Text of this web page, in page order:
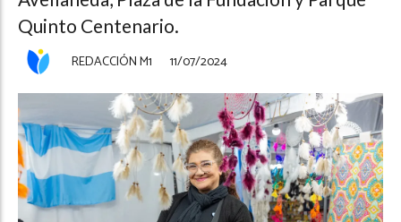
Quinto Centenario.
11/07/2024
REDACCIÓN M1